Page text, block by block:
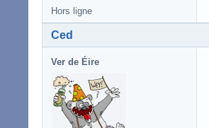
Hors ligne
Ced
Ver de Éire